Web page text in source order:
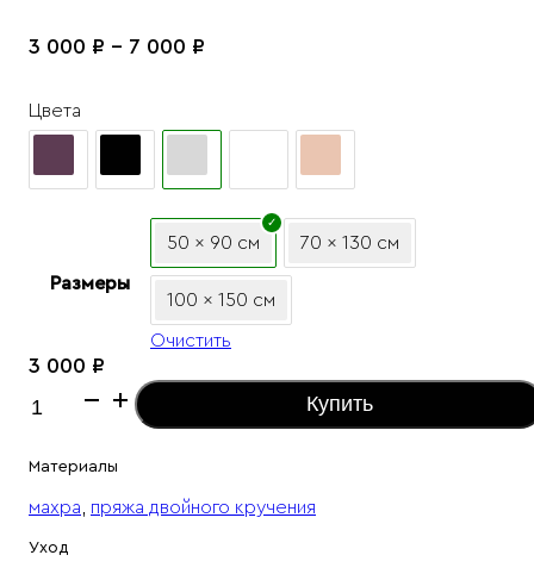
3 000 ₽ – 7 000 ₽
000 ₽
7
Цвета
Размеры
50 x 90 см 70 x 130 см
100 x 150 см
Очистить
3 000 ₽
Количество
товара
полотенце
2.0»
Купить
Материалы
махра пряжа двойного кручения
Уход